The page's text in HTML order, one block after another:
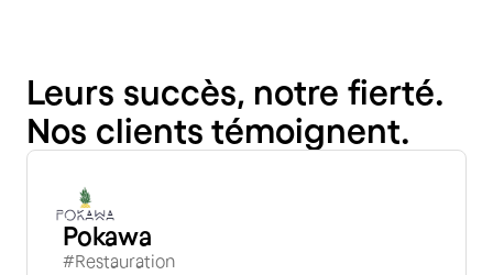
Leurs succès, notre fierté.
Nos clients témoignent.
Pokawa
#Restauration